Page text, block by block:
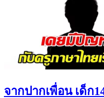
จากปากเพื่อน เด็ก